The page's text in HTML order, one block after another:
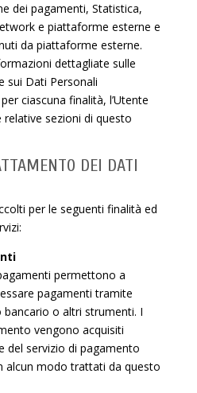
dei pagamenti, Statistica,
e piattaforme esterne e
da piattaforme esterne.
dettagliate sulle
sui Dati Personali
ciascuna finalità, l’Utente
sezioni di questo
DEI DATI
per le seguenti finalità ed
permettono a
pagamenti tramite
o altri strumenti. I
vengono acquisiti
del servizio di pagamento
alcun modo trattati da questo